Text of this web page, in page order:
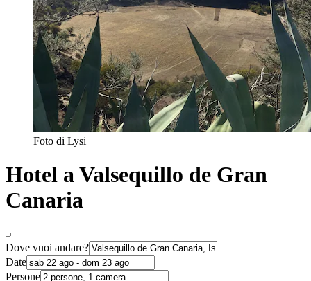
Foto di Lysi
Hotel a Valsequillo de Gran
Canaria
Dove vuoi andare?
Date
Persone